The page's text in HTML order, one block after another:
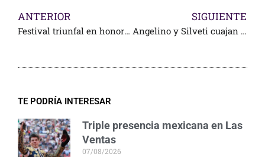
ANTERIOR
Festival triunfal en honor de Rancho Seco
SIGUIENTE
Angelino y Silveti cuajan sendos toros de Atlanga
TE PODRÍA INTERESAR
Triple presencia mexicana en Las
Ventas
07/08/2026